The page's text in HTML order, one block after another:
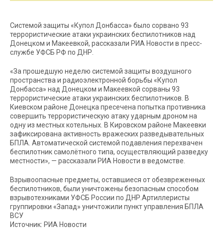
Системой защиты «Купол Донбасса» было сорвано 93
террористические атаки украинских беспилотников над
Донецком и Макеевкой, рассказали РИА Новости в пресс-
службе УФСБ РФ по ДНР.
«За прошедшую неделю системой защиты воздушного
пространства и радиоэлектронной борьбы «Купол
Донбасса» над Донецком и Макеевкой сорваны 93
террористические атаки украинских беспилотников. В
Киевском районе Донецка пресечена попытка противника
совершить террористическую атаку ударным дроном на
одну из местных котельных. В Кировском районе Макеевки
зафиксирована активность вражеских разведывательных
БПЛА. Автоматической системой подавления перехвачен
беспилотник самолётного типа, осуществляющий разведку
местности», — рассказали РИА Новости в ведомстве.
Взрывоопасные предметы, оставшиеся от обезвреженных
беспилотников, были уничтожены безопасным способом
взрывотехниками УФСБ России по ДНР.Артиллеристы
группировки «Запад» уничтожили пункт управления БПЛА
ВСУ
Источник: РИА Новости